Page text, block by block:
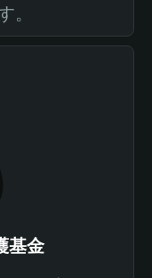
。
基金